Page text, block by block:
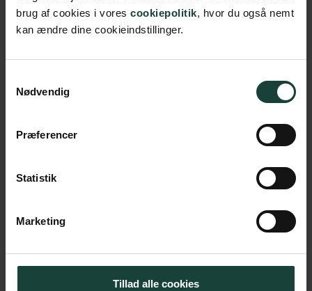
brug af cookies i vores cookiepolitik, hvor du også nemt
kan ændre dine cookieindstillinger.
Nødvendig
Præferencer
Statistik
Marketing
Tillad alle cookies
Køb billet
Sted